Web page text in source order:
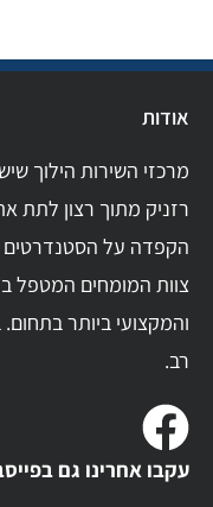
אודות
רזניק מתוך רצון לתת
הקפדה על הסטנדרטים
צוות המומחים המטפל
והמקצועי ביותר
רב.
עקבו אחרינו גם